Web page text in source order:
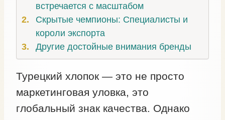
встречается с масштабом
Скрытые чемпионы: Специалисты и
короли экспорта
Другие достойные внимания бренды
Турецкий хлопок — это не просто
маркетинговая уловка, это
глобальный знак качества. Однако